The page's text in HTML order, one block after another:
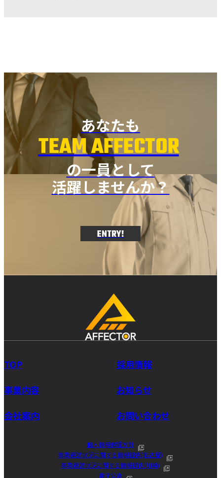
あなたも
TEAM AFFECTOR
の一員として
活躍しませんか？
ENTRY!
TOP
事業内容
会社案内
採用情報
お知らせ
お問い合わせ
個人情報保護方針
事業運営状況に関する情報提供(名古屋)
事業運営状況に関する情報提供(川崎)
電子公告